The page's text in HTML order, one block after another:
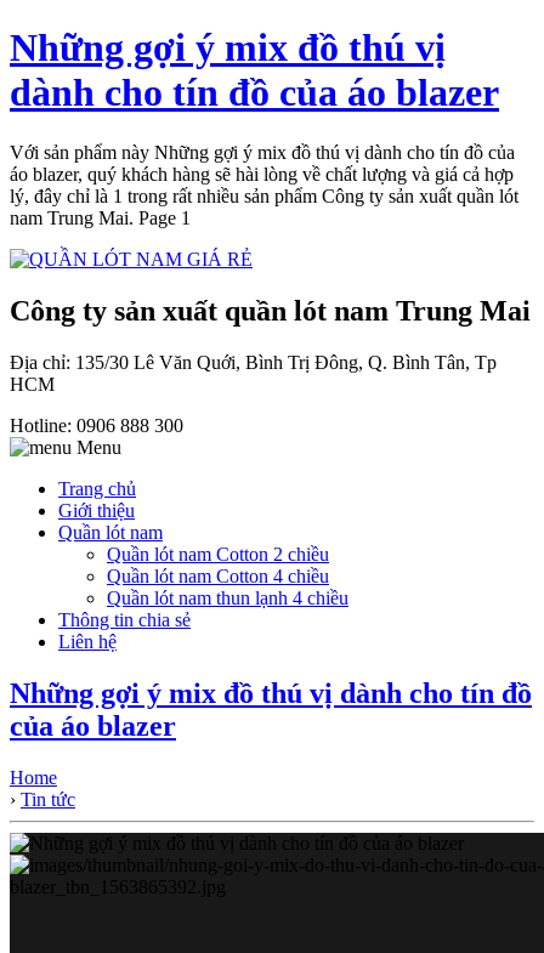
Những gợi ý mix đồ thú vị
dành cho tín đồ của áo blazer
Với sản phẩm này Những gợi ý mix đồ thú vị dành cho tín đồ của
áo blazer, quý khách hàng sẽ hài lòng về chất lượng và giá cả hợp
lý, đây chỉ là 1 trong rất nhiều sản phẩm Công ty sản xuất quần lót
nam Trung Mai. Page 1
Công ty sản xuất quần lót nam Trung Mai
Địa chỉ: 135/30 Lê Văn Quới, Bình Trị Đông, Q. Bình Tân, Tp
HCM
Hotline: 0906 888 300
Menu
Trang chủ
Giới thiệu
Quần lót nam
Quần lót nam Cotton 2 chiều
Quần lót nam Cotton 4 chiều
Quần lót nam thun lạnh 4 chiều
Thông tin chia sẻ
Liên hệ
Những gợi ý mix đồ thú vị dành cho tín đồ
của áo blazer
Home
› Tin tức